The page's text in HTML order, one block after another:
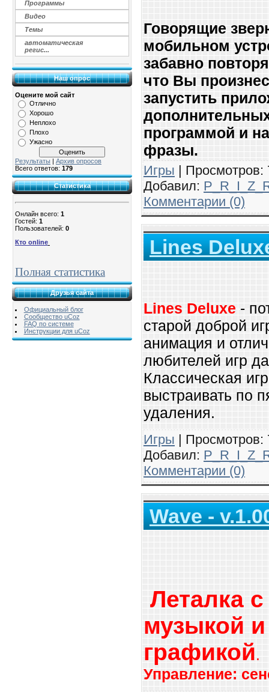
Программы
Видео
Темы
автоматическая
регис...
Наш опрос
Оцените мой сайт
Отлично
Хорошо
Неплохо
Плохо
Ужасно
Результаты | Архив опросов
Всего ответов: 179
Статистика
Онлайн всего: 1
Гостей: 1
Пользователей: 0
Кто online
Полная статистика
Друзья сайта
Официальный блог
Сообщество uCoz
FAQ по системе
Инструкции для uCoz
Говорящие
мобильном
забавно
что Вы
запустить
программой и
фразы.
Игры | Просмотров:
Добавил:
Комментарии (0)
Lines
Lines Deluxe -
старой доброй
анимация и
любителей игр
Классическая
выстраивать по
удаления.
Игры | Просмотров:
Добавил:
Комментарии (0)
Wave -
Леталка
музыкой
графикой.
Управление: